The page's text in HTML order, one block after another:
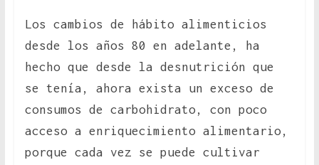
Los cambios de hábito alimenticios
desde los años 80 en adelante, ha
hecho que desde la desnutrición que
se tenía, ahora exista un exceso de
consumos de carbohidrato, con poco
acceso a enriquecimiento alimentario,
porque cada vez se puede cultivar